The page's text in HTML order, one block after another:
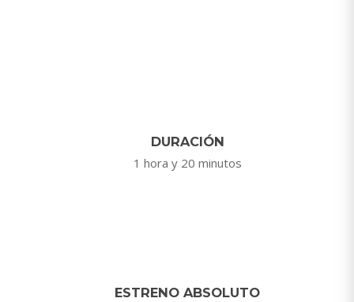
DURACIÓN
1 hora y 20 minutos
ESTRENO ABSOLUTO